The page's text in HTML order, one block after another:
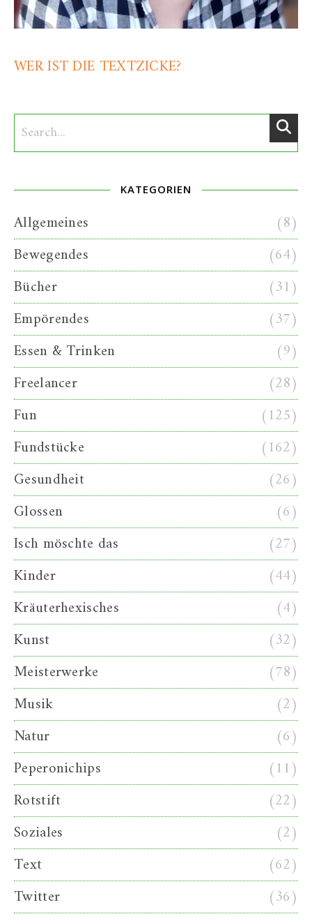
WER IST DIE TEXTZICKE?
KATEGORIEN
Allgemeines
(8)
Bewegendes
(64)
Bücher
(31)
Empörendes
(37)
Essen & Trinken
(9)
Freelancer
(28)
Fun
(125)
Fundstücke
(162)
Gesundheit
(26)
Glossen
(6)
Isch möschte das
(27)
Kinder
(44)
Kräuterhexisches
(4)
Kunst
(32)
Meisterwerke
(78)
Musik
(2)
Natur
(6)
Peperonichips
(11)
Rotstift
(22)
Soziales
(2)
Text
(62)
Twitter
(36)